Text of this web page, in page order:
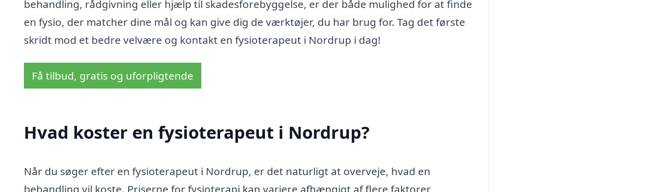
behandling, rådgivning eller hjælp til skadesforebyggelse, er der både mulighed for at finde
en fysio, der matcher dine mål og kan give dig de værktøjer, du har brug for. Tag det første
skridt mod et bedre velvære og kontakt en fysioterapeut i Nordrup i dag!
Få tilbud, gratis og uforpligtende
Hvad koster en fysioterapeut i Nordrup?
Når du søger efter en fysioterapeut i Nordrup, er det naturligt at overveje, hvad en
behandling vil koste. Priserne for fysioterapi kan variere afhængigt af flere faktorer,